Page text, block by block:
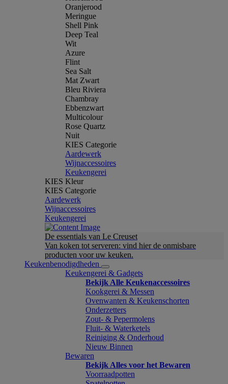
Oranjerood
Meringue
Shell Pink
Deep Teal
Wit
Azure
Flint
Sea Salt
Mat Zwart
Bleu Riviera
Chambray
Ebbenzwart
Multicolour
Rose Quartz
Nuit
KIES Categorie
Aardewerk
Wijnaccessoires
Keukengerei
KIES Kleur
KIES Categorie
Aardewerk
Wijnaccessoires
Keukengerei
De essentials van Le Creuset
Van koken tot serveren: vind hier de onmisbare
producten voor uw keuken.
Keukenbenodigdheden
Keukengerei & Gadgets
Bekijk Alle Keukenaccessoires
Kookgerei & Messen
Ovenwanten & Keukenschorten
Onderzetters
Zout- & Pepermolens
Fluit- & Waterketels
Reiniging & Onderhoud
Nieuw Binnen
Bewaren
Bekijk Alles voor het Bewaren
Voorraadpotten